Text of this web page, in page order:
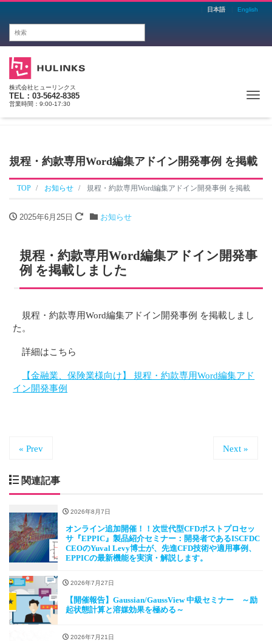
日本語 English
株式会社ヒューリンクス
TEL：03-5642-8385
営業時間：9:00-17:30
規程・約款専用Word編集アドイン開発事例 を掲載
TOP お知らせ 規程・約款専用Word編集アドイン開発事例 を掲載
2025年6月25日 お知らせ
規程・約款専用Word編集アドイン開発事
例 を掲載しました
規程・約款専用Word編集アドイン開発事例 を掲載しまし
た。
詳細はこちら
【金融業、保険業様向け】 規程・約款専用Word編集アド
イン開発事例
« Prev Next »
関連記事
2026年8月7日
オンライン追加開催！！次世代型CFDポストプロセッ
サ『EPPIC』製品紹介セミナー：開発者であるISCFDC
CEOのYuval Levy博士が、先進CFD技術や適用事例、
EPPICの最新機能を実演・解説します。
2026年7月27日
【開催報告】Gaussian/GaussView 中級セミナー ～励
起状態計算と溶媒効果を極める～
2026年7月21日